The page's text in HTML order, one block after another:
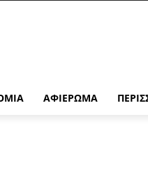
ΑΦΙΈΡΩΜΑ